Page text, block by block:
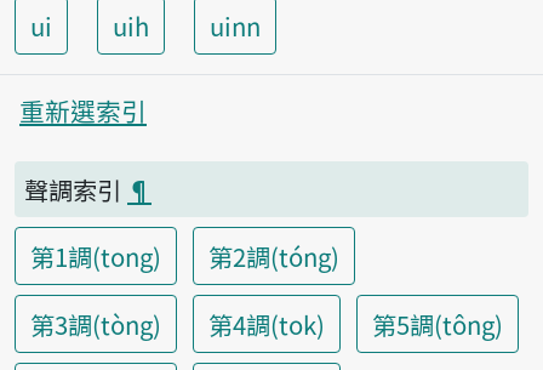
ui uih uinn
重新選索引
聲調索引 ¶
第1調(tong)
第2調(tóng)
第3調(tòng)
第4調(tok) 第5調(tông)